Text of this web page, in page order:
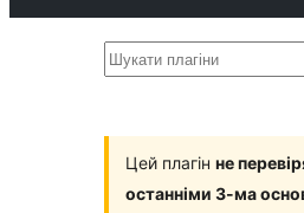
Шукати
Цей плагін не
останніми 3-ма